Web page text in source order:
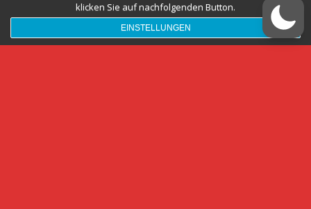
klicken Sie auf nachfolgenden Button.
EINSTELLUNGEN